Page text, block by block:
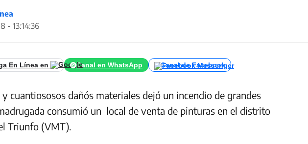
- 13:14:36
En Línea en Canal en WhatsApp Canal de Facebook
cuantiososos dañós materiales dejó un incendio de grandes
consumió un local de venta de pinturas en el distrito
Triunfo (VMT).